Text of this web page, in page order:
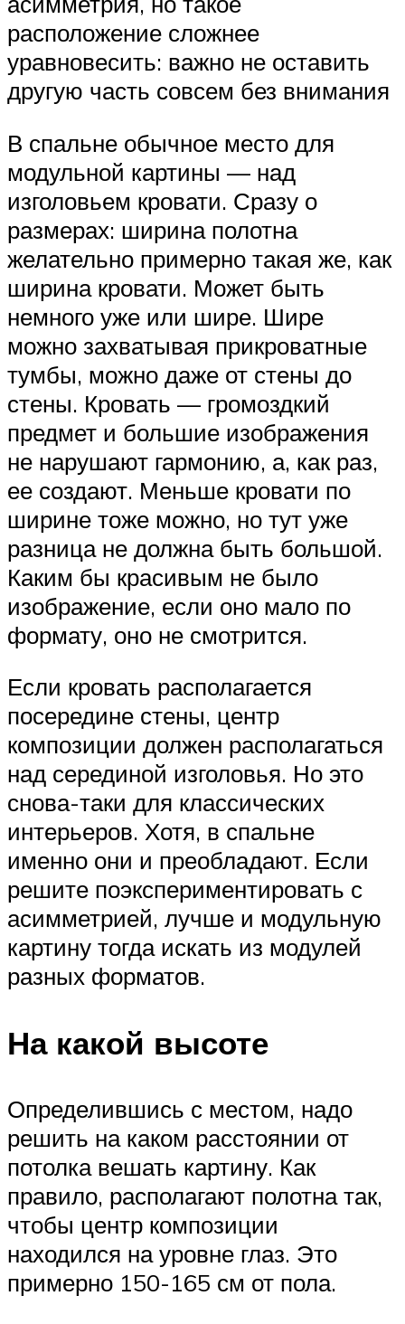
расположение сложнее
уравновесить: важно не оставить
другую часть совсем без внимания
В спальне обычное место для
модульной картины — над
изголовьем кровати. Сразу о
размерах: ширина полотна
желательно примерно такая же, как
ширина кровати. Может быть
немного уже или шире. Шире
можно захватывая прикроватные
тумбы, можно даже от стены до
стены. Кровать — громоздкий
предмет и большие изображения
не нарушают гармонию, а, как раз,
ее создают. Меньше кровати по
ширине тоже можно, но тут уже
разница не должна быть большой.
Каким бы красивым не было
изображение, если оно мало по
формату, оно не смотрится.
Если кровать располагается
посередине стены, центр
композиции должен располагаться
над серединой изголовья. Но это
снова-таки для классических
интерьеров. Хотя, в спальне
именно они и преобладают. Если
решите поэкспериментировать с
асимметрией, лучше и модульную
картину тогда искать из модулей
разных форматов.
На какой высоте
Определившись с местом, надо
решить на каком расстоянии от
потолка вешать картину. Как
правило, располагают полотна так,
чтобы центр композиции
находился на уровне глаз. Это
примерно 150-165 см от пола.